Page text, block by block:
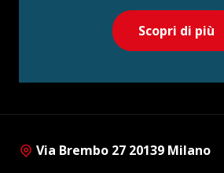
Scopri di più
Via Brembo 27 20139 Milano